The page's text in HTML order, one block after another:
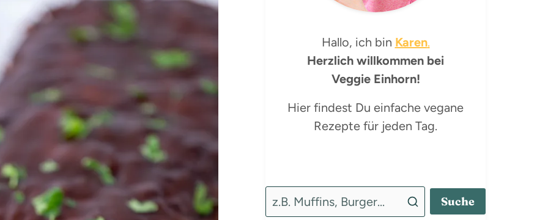
Hallo, ich bin Karen.
Herzlich willkommen bei
Veggie Einhorn!
Hier findest Du einfache vegane
Rezepte für jeden Tag.
Suche